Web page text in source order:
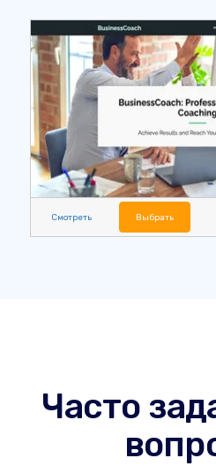
Смотреть Выбрать
Часто